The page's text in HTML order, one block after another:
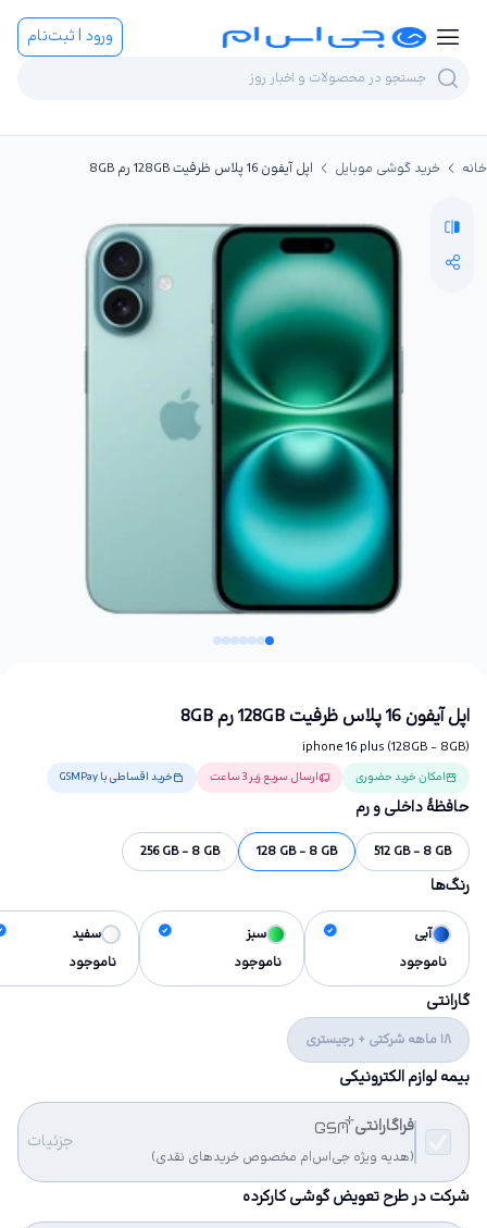
ورود | ثبت‌نام
خانه خرید گوشی موبایل اپل آیفون 16 پلاس ظرفیت 128GB رم 8GB
اپل آیفون 16 پلاس ظرفیت 128GB رم 8GB
iphone 16 plus (128GB - 8GB)
امکان خرید حضوری ارسال سریع زیر 3 ساعت خرید اقساطی با GSMPay
حافظهٔ داخلی و رم
512 GB - 8 GB
128 GB - 8 GB
256 GB - 8 GB
رنگ‌ها
آبی
ناموجود
سبز
ناموجود
سفید
ناموجود
گارانتی
18 ماهه شرکتی + رجیستری
بیمه لوازم الکترونیکی
فراگارانتی
(هدیه ویژه جی‌اس‌ام مخصوص خریدهای نقدی)
جزئیات
شرکت در طرح تعویض گوشی کارکرده